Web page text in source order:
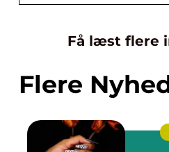
Få læst flere
Flere